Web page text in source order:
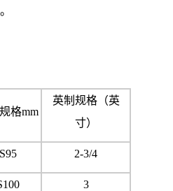
格mm
英制规格（英
寸）
2-3/4
3